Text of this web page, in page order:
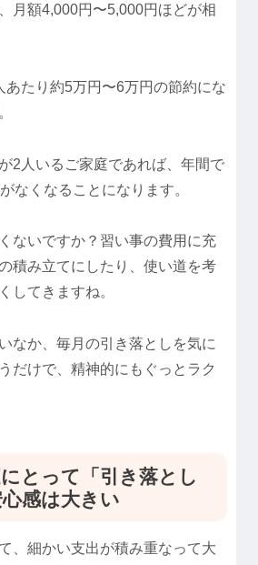
月額4,000円〜5,000円ほどが相
あたり約5万円〜6万円の節約にな
2人いるご家庭であれば、年間で
なくなることになります。
ないですか？習い事の費用に充
積み立てにしたり、使い道を考
してきますね。
なか、毎月の引き落としを気に
だけで、精神的にもぐっとラク
とって「引き落とし
感は大きい
、細かい支出が積み重なって大